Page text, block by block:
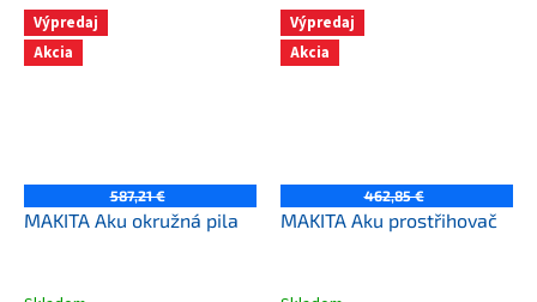
Výpredaj
Akcia
587,21 €
MAKITA Aku okružná pila
Výpredaj
Akcia
462,85 €
MAKITA Aku prostřihovač